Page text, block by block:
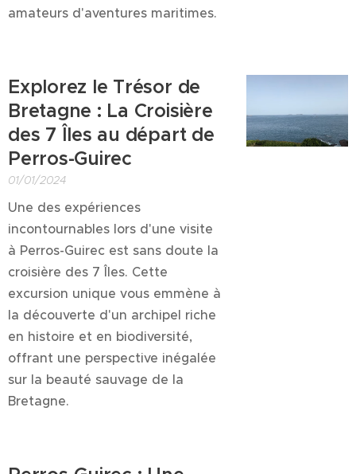
amateurs d'aventures maritimes.
Explorez le Trésor de
Bretagne : La Croisière
des 7 Îles au départ de
Perros-Guirec
01/01/2024
Une des expériences
incontournables lors d'une visite
à Perros-Guirec est sans doute la
croisière des 7 Îles. Cette
excursion unique vous emmène à
la découverte d'un archipel riche
en histoire et en biodiversité,
offrant une perspective inégalée
sur la beauté sauvage de la
Bretagne.